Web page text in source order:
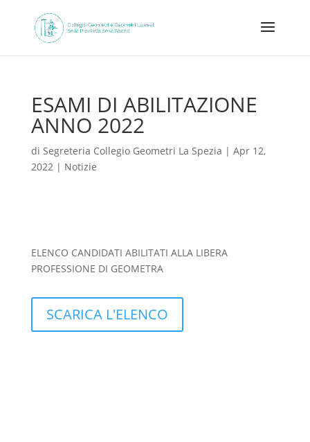
ESAMI DI ABILITAZIONE
ANNO 2022
di Segreteria Collegio Geometri La Spezia | Apr 12,
2022| Notizie
ELENCO CANDIDATI ABILITATI ALLA LIBERA
PROFESSIONE DI GEOMETRA
SCARICA L'ELENCO